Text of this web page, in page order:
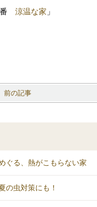
番 涼温な家 」
前の記事
ぐる、熱がこもらない家
の虫対策にも！